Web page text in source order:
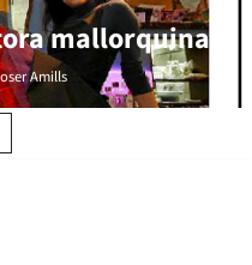
mallorquina
Amills